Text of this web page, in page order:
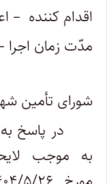
اقدام کننده –
مدّت زمان اجرا
– معاون
شورای تأمین
در پاسخ به